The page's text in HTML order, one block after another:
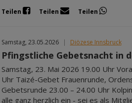
Teilen Teilen Teilen
Samstag, 23.05.2026 | Diözese Innsbruck
Pfingstliche Gebetsnacht in
Samstag, 23. Mai 2026 19.00 Uhr
Uhr Taizé-Gebet Frauenrunde,
Gebetsrunde 23.00 – 24.00 Uhr
alle ganz herzlich ein - sei es als